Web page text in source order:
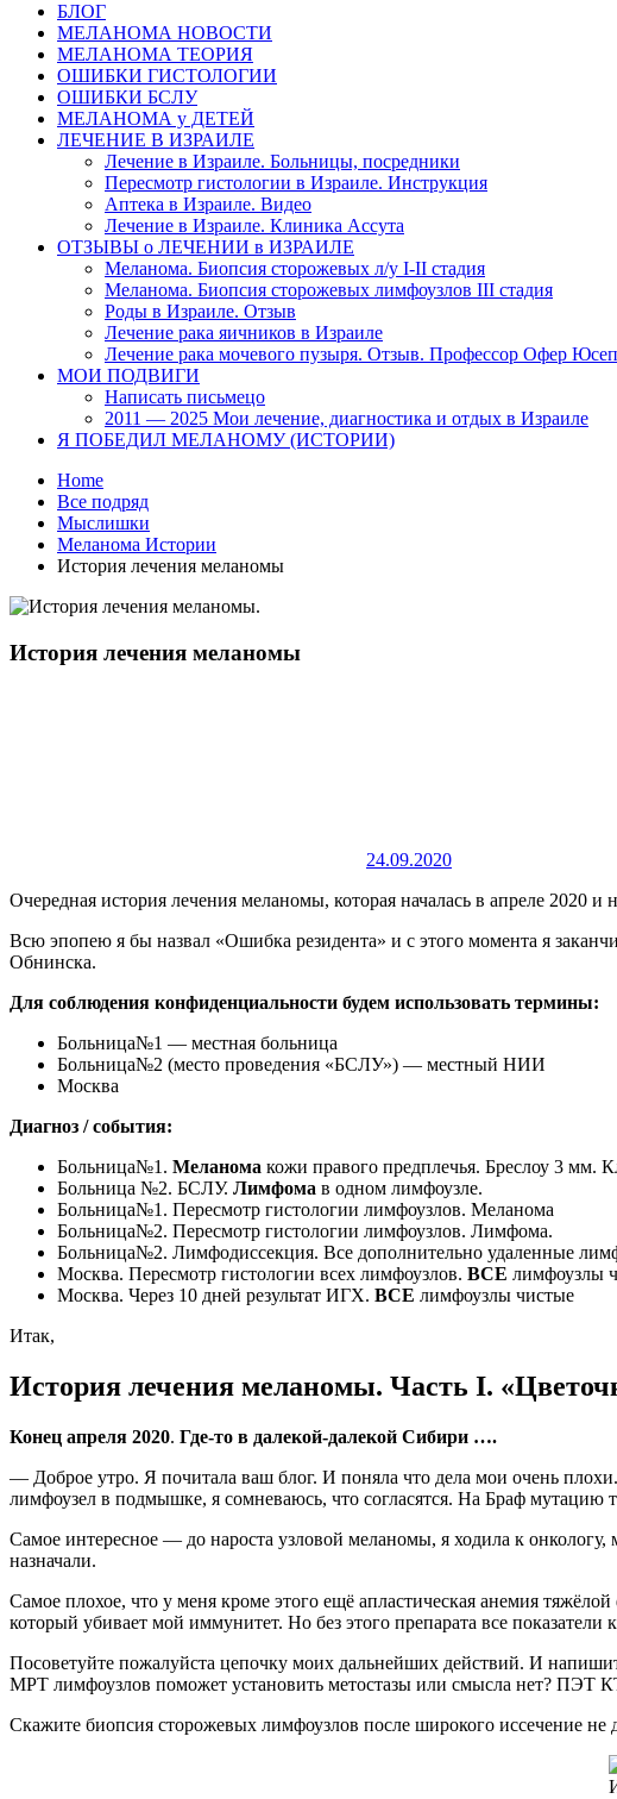
БЛОГ
МЕЛАНОМА НОВОСТИ
МЕЛАНОМА ТЕОРИЯ
ОШИБКИ ГИСТОЛОГИИ
ОШИБКИ БСЛУ
МЕЛАНОМА у ДЕТЕЙ
ЛЕЧЕНИЕ В ИЗРАИЛЕ
Лечение в Израиле. Больницы, посредники
Пересмотр гистологии в Израиле. Инструкция
Аптека в Израиле. Видео
Лечение в Израиле. Клиника Ассута
ОТЗЫВЫ о ЛЕЧЕНИИ в ИЗРАИЛЕ
Меланома. Биопсия сторожевых л/у I-II стадия
Меланома. Биопсия сторожевых лимфоузлов III стадия
Роды в Израиле. Отзыв
Лечение рака яичников в Израиле
Лечение рака мочевого пузыря. Отзыв. Профессор Офер
МОИ ПОДВИГИ
Написать письмецо
2011 — 2025 Мои лечение, диагностика и отдых в Израиле
Я ПОБЕДИЛ МЕЛАНОМУ (ИСТОРИИ)
Home
Все подряд
Мыслишки
Меланома Истории
История лечения меланомы
История лечения меланомы
24.09.2020
Очередная история лечения меланомы, которая началась в апреле 2020 и
Всю эпопею я бы назвал «Ошибка резидента» и с этого момента я
Обнинска.
Для соблюдения конфиденциальности будем использовать термины:
Больница№1 — местная больница
Больница№2 (место проведения «БСЛУ») — местный НИИ
Москва
Диагноз / события:
Больница№1. Меланома кожи правого предплечья. Бреслоу 3 мм.
Больница №2. БСЛУ. Лимфома в одном лимфоузле.
Больница№1. Пересмотр гистологии лимфоузлов. Меланома
Больница№2. Пересмотр гистологии лимфоузлов. Лимфома.
Больница№2. Лимфодиссекция. Все дополнительно удаленные
Москва. Пересмотр гистологии всех лимфоузлов. ВСЕ лимфоузлы
Москва. Через 10 дней результат ИГХ. ВСЕ лимфоузлы чистые
Итак,
История лечения меланомы. Часть I.
Конец апреля 2020. Где-то в далекой-далекой Сибири ….
— Доброе утро. Я почитала ваш блог. И поняла что дела мои очень
лимфоузел в подмышке, я сомневаюсь, что согласятся. На Браф мутацию
Самое интересное — до нароста узловой меланомы, я ходила к
назначали.
Самое плохое, что у меня кроме этого ещё апластическая анемия
который убивает мой иммунитет. Но без этого препарата все
Посоветуйте пожалуйста цепочку моих дальнейших действий. И
МРТ лимфоузлов поможет установить метостазы или смысла нет? ПЭТ
Скажите биопсия сторожевых лимфоузлов после широкого иссечение не